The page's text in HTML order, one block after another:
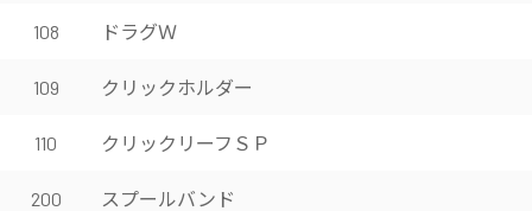
108 ドラグＷ
109 クリックホルダー
110 クリックリーフＳＰ
200 スプールバンド